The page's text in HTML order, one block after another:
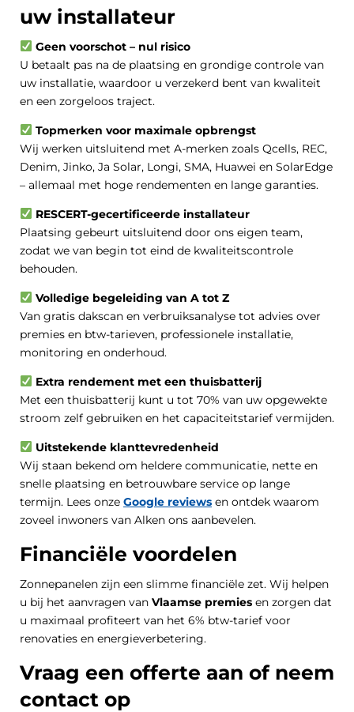
uw installateur
Geen voorschot – nul risico
U betaalt pas na de plaatsing en grondige controle van
uw installatie, waardoor u verzekerd bent van kwaliteit
en een zorgeloos traject.
Topmerken voor maximale opbrengst
Wij werken uitsluitend met A-merken zoals Qcells, REC,
Denim, Jinko, Ja Solar, Longi, SMA, Huawei en SolarEdge
– allemaal met hoge rendementen en lange garanties.
RESCERT-gecertificeerde installateur
Plaatsing gebeurt uitsluitend door ons eigen team,
zodat we van begin tot eind de kwaliteitscontrole
behouden.
Volledige begeleiding van A tot Z
Van gratis dakscan en verbruiksanalyse tot advies over
premies en btw-tarieven, professionele installatie,
monitoring en onderhoud.
Extra rendement met een thuisbatterij
Met een thuisbatterij kunt u tot 70% van uw opgewekte
stroom zelf gebruiken en het capaciteitstarief vermijden.
Uitstekende klanttevredenheid
Wij staan bekend om heldere communicatie, nette en
snelle plaatsing en betrouwbare service op lange
termijn. Lees onze Google reviews en ontdek waarom
zoveel inwoners van Alken ons aanbevelen.
Financiële voordelen
Zonnepanelen zijn een slimme financiële zet. Wij helpen
u bij het aanvragen van Vlaamse premies en zorgen dat
u maximaal profiteert van het 6% btw-tarief voor
renovaties en energieverbetering.
Vraag een offerte aan of neem
contact op